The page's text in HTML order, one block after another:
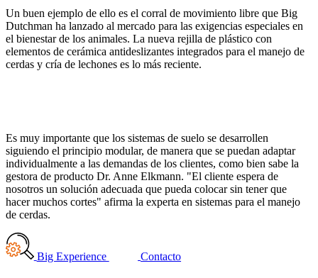
Un buen ejemplo de ello es el corral de movimiento libre que Big
Dutchman ha lanzado al mercado para las exigencias especiales en
el bienestar de los animales. La nueva rejilla de plástico con
elementos de cerámica antideslizantes integrados para el manejo de
cerdas y cría de lechones es lo más reciente.
Es muy importante que los sistemas de suelo se desarrollen
siguiendo el principio modular, de manera que se puedan adaptar
individualmente a las demandas de los clientes, como bien sabe la
gestora de producto Dr. Anne Elkmann. "El cliente espera de
nosotros un solución adecuada que pueda colocar sin tener que
hacer muchos cortes" afirma la experta en sistemas para el manejo
de cerdas.
Big Experience Contacto